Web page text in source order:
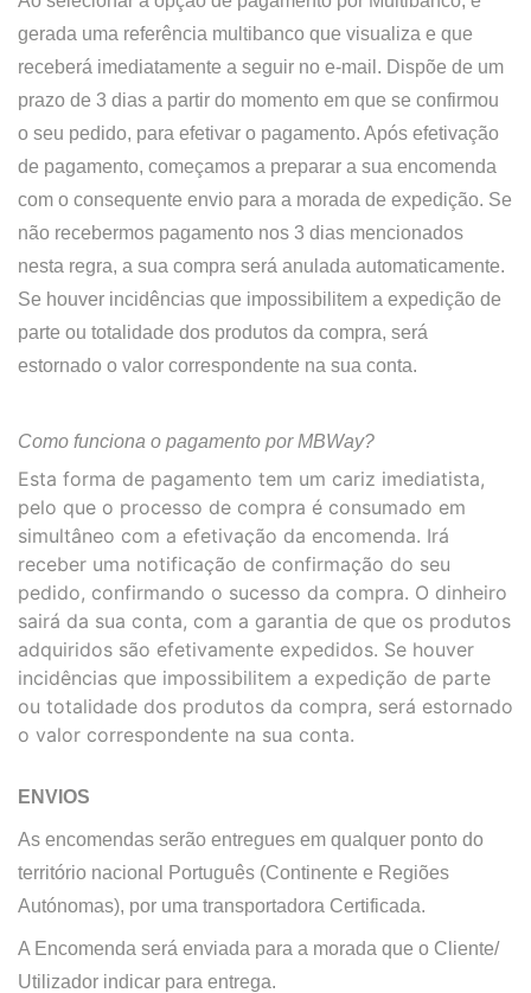
gerada uma referência multibanco que visualiza e que
receberá imediatamente a seguir no e-mail. Dispõe de um
prazo de 3 dias a partir do momento em que se confirmou
o seu pedido, para efetivar o pagamento. Após efetivação
de pagamento, começamos a preparar a sua encomenda
com o consequente envio para a morada de expedição. Se
não recebermos pagamento nos 3 dias mencionados
nesta regra, a sua compra será anulada automaticamente.
Se houver incidências que impossibilitem a expedição de
parte ou totalidade dos produtos da compra, será
estornado o valor correspondente na sua conta.
Como funciona o pagamento por MBWay?
Esta forma de pagamento tem um cariz imediatista,
pelo que o processo de compra é consumado em
simultâneo com a efetivação da encomenda. Irá
receber uma notificação de confirmação do seu
pedido, confirmando o sucesso da compra. O dinheiro
sairá da sua conta, com a garantia de que os produtos
adquiridos são efetivamente expedidos. Se houver
incidências que impossibilitem a expedição de parte
ou totalidade dos produtos da compra, será estornado
o valor correspondente na sua conta.
ENVIOS
As encomendas serão entregues em qualquer ponto do
território nacional Português (Continente e Regiões
Autónomas), por uma transportadora Certificada.
A Encomenda será enviada para a morada que o Cliente/
Utilizador indicar para entrega.